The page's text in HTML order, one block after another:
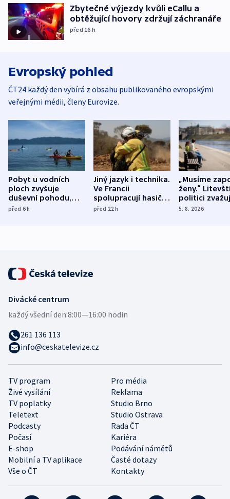
Zbytečné výjezdy kvůli eCallu a
obtěžující hovory zdržují záchranáře
před 16 h
Evropský pohled
ČT24 každý den vybírá z obsahu publikovaného evropskými
veřejnými médii, členy Eurovize.
Pobyt u vodních
ploch zvyšuje
duševní pohodu,
ukázala
před 6h
Jiný jazyk i technika.
Ve Francii
spolupracují hasiči z
různých zemí
před 22h
„Musíme
ženy.“
politici
dohodu o
5. 8. 2026
TV program
Pro média
Živé vysílání
Reklama
TV poplatky
Studio Brno
Teletext
Studio Ostrava
Podcasty
Rada ČT
Počasí
Kariéra
E-shop
Podávání námětů
Mobilní a TV aplikace
Časté dotazy
Vše o ČT
Kontakty
Divácké centrum
každý všední den:8:00—16:00 hodin
261 136 113
info@ceskatelevize.cz